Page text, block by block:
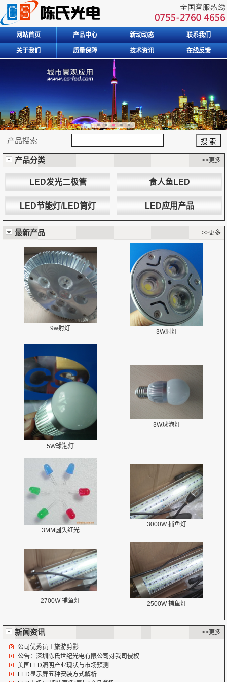
网站首页 产品中心 新动动态 联系我们
关于我们 质量保障 技术资讯 在线反馈
产品搜索
产品分类 >>更多
LED发光二极管 食人鱼LED
LED节能灯/LED筒灯 LED应用产品
最新产品 >>更多
9w射灯 3W射灯
5W球泡灯
3W球泡灯
3MM圆头红光
3000W 捕鱼灯
2700W 捕鱼灯 2500W 捕鱼灯
新闻资讯 >>更多
公司优秀员工旅游剪影
公告：深圳陈氏世纪光电有限公司对我司侵权
美国LED照明产业现状与市场预测
LED显示屏五种安装方式解析